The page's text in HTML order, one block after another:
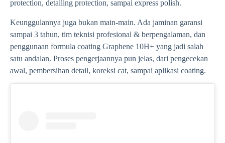
protection, detailing protection, sampai express polish.
Keunggulannya juga bukan main-main. Ada jaminan garansi
sampai 3 tahun, tim teknisi profesional & berpengalaman, dan
penggunaan formula coating Graphene 10H+ yang jadi salah
satu andalan. Proses pengerjaannya pun jelas, dari pengecekan
awal, pembersihan detail, koreksi cat, sampai aplikasi coating.